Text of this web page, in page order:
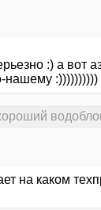
:) а вот
нашему :))))))))))
на каком